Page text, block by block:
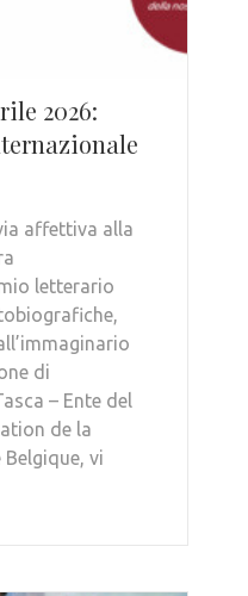
2026:
affettiva alla
letterario
di
– Ente del
de la
Belgique, vi